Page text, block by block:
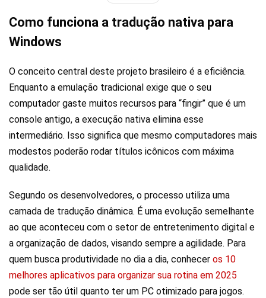
Como funciona a tradução nativa para
Windows
O conceito central deste projeto brasileiro é a eficiência.
Enquanto a emulação tradicional exige que o seu
computador gaste muitos recursos para “fingir” que é um
console antigo, a execução nativa elimina esse
intermediário. Isso significa que mesmo computadores mais
modestos poderão rodar títulos icônicos com máxima
qualidade.
Segundo os desenvolvedores, o processo utiliza uma
camada de tradução dinâmica. É uma evolução semelhante
ao que aconteceu com o setor de entretenimento digital e
a organização de dados, visando sempre a agilidade. Para
quem busca produtividade no dia a dia, conhecer os 10
melhores aplicativos para organizar sua rotina em 2025
pode ser tão útil quanto ter um PC otimizado para jogos.